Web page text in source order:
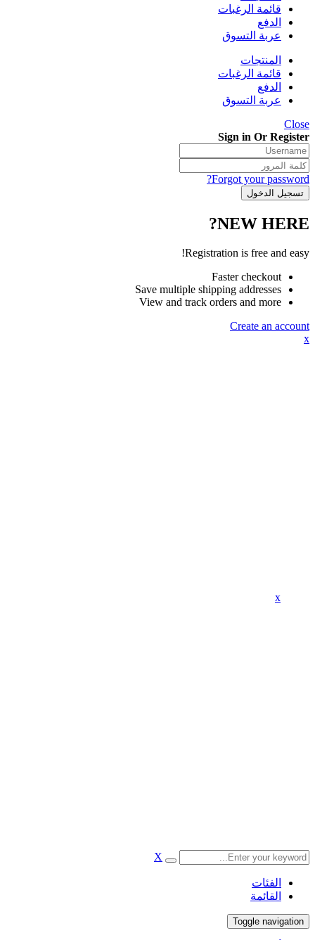
قائمة الرغبات
الدفع
عربة التسوق
المنتجات
قائمة الرغبات
الدفع
عربة التسوق
Close
Sign in Or Register
Forgot your password?
NEW HERE?
Registration is free and easy!
Faster checkout
Save multiple shipping addresses
View and track orders and more
Create an account
x
x
X
الفئات
القائمة
Toggle navigation